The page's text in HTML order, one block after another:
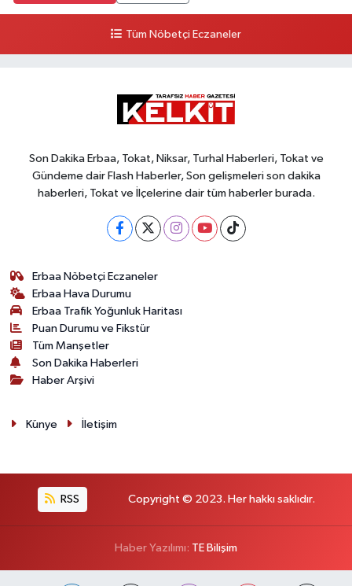
Tüm Nöbetçi Eczaneler
Son Dakika Erbaa, Tokat, Niksar, Turhal Haberleri, Tokat ve
Gündeme dair Flash Haberler, Son gelişmeleri son dakika
haberleri, Tokat ve İlçelerine dair tüm haberler burada.
Erbaa Nöbetçi Eczaneler
Erbaa Hava Durumu
Erbaa Trafik Yoğunluk Haritası
Puan Durumu ve Fikstür
Tüm Manşetler
Son Dakika Haberleri
Haber Arşivi
Künye İletişim
RSS Copyright © 2023. Her hakkı saklıdır.
Haber Yazılımı: TE Bilişim